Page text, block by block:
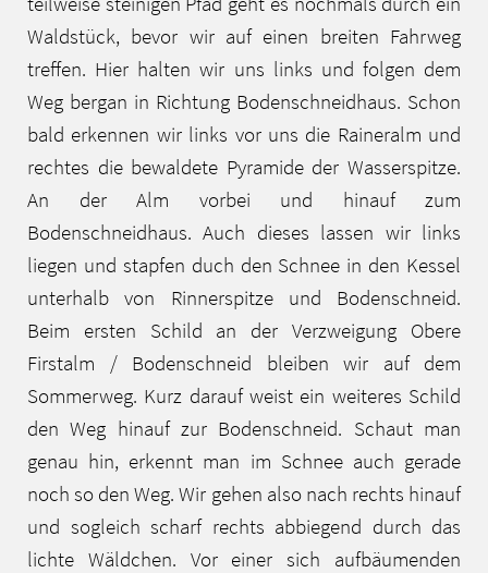
Waldstück, bevor wir auf einen breiten Fahrweg
treffen. Hier halten wir uns links und folgen dem
Weg bergan in Richtung Bodenschneidhaus. Schon
bald erkennen wir links vor uns die Raineralm und
rechtes die bewaldete Pyramide der Wasserspitze.
An der Alm vorbei und hinauf zum
Bodenschneidhaus. Auch dieses lassen wir links
liegen und stapfen duch den Schnee in den Kessel
unterhalb von Rinnerspitze und Bodenschneid.
Beim ersten Schild an der Verzweigung Obere
Firstalm / Bodenschneid bleiben wir auf dem
Sommerweg. Kurz darauf weist ein weiteres Schild
den Weg hinauf zur Bodenschneid. Schaut man
genau hin, erkennt man im Schnee auch gerade
noch so den Weg. Wir gehen also nach rechts hinauf
und sogleich scharf rechts abbiegend durch das
lichte Wäldchen. Vor einer sich aufbäumenden